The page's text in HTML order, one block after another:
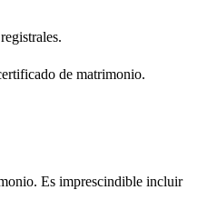
de matrimonio.
Es imprescindible incluir